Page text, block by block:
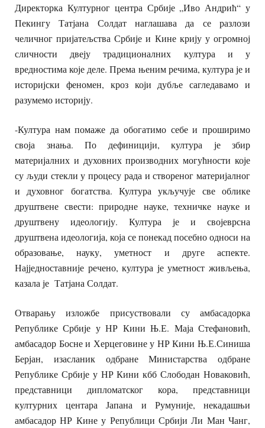
Директорка Културног центра Србије „Иво Андрић“ у
Пекингу Татјана Солдат наглашава да се разлози
челичног пријатељства Србије и Кине крију у огромној
сличности двеју традиционалних култура и у
вредностима које деле. Према њеним речима, култура је и
историјски феномен, кроз који дубље сагледавамо и
разумемо историју.
-Култура нам помаже да обогатимо себе и проширимо
своја знања. По дефиницији, култура је збир
материјалних и духовних производних могућности које
су људи стекли у процесу рада и створеног материјалног
и духовног богатства. Култура укључује све облике
друштвене свести: природне науке, техничке науке и
друштвену идеологију. Култура је и својеврсна
друштвена идеологија, која се понекад посебно односи на
образовање, науку, уметност и друге аспекте.
Најједноставније речено, култура је уметност живљења,
казала је Татјана Солдат.
Отварању изложбе присуствовали су амбасадорка
Републике Србије у НР КиниЊ.Е. Маја Стефановић,
амбасадор Босне и Херцеговине у НР Кини Њ.Е.Синиша
Берјан, изасланик одбране Министарства одбране
Републике Србије у НР КиникббСлободан Новаковић,
представници дипломатског кора, представници
културних центара Јапана и Румуније, некадашњи
амбасадор НР Кине у Републици Србији Ли Ман Чанг,